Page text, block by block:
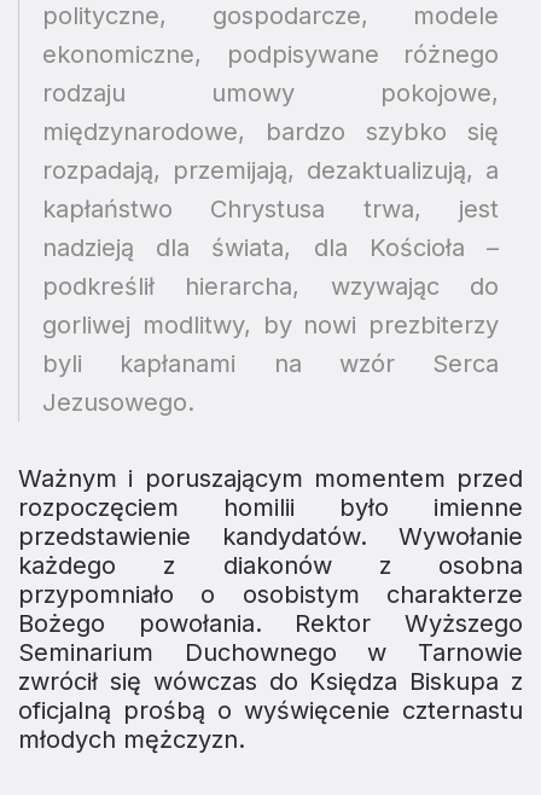
polityczne, gospodarcze, modele
ekonomiczne, podpisywane różnego
rodzaju umowy pokojowe,
międzynarodowe, bardzo szybko się
rozpadają, przemijają, dezaktualizują, a
kapłaństwo Chrystusa trwa, jest
nadzieją dla świata, dla Kościoła –
podkreślił hierarcha, wzywając do
gorliwej modlitwy, by nowi prezbiterzy
byli kapłanami na wzór Serca
Jezusowego.
Ważnym i poruszającym momentem przed
rozpoczęciem homilii było imienne
przedstawienie kandydatów. Wywołanie
każdego z diakonów z osobna
przypomniało o osobistym charakterze
Bożego powołania. Rektor Wyższego
Seminarium Duchownego w Tarnowie
zwrócił się wówczas do Księdza Biskupa z
oficjalną prośbą o wyświęcenie czternastu
młodych mężczyzn.